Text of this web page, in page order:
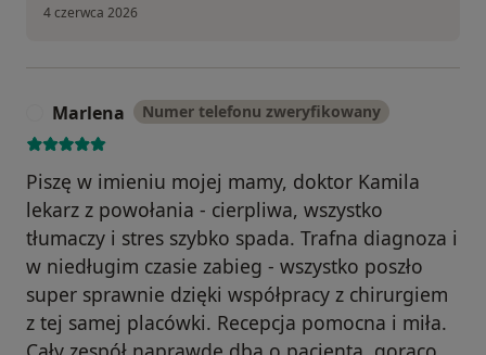
4 czerwca 2026
Marlena Numer telefonu zweryfikowany
Piszę w imieniu mojej mamy, doktor Kamila
lekarz z powołania - cierpliwa, wszystko
tłumaczy i stres szybko spada. Trafna diagnoza i
w niedługim czasie zabieg - wszystko poszło
super sprawnie dzięki współpracy z chirurgiem
z tej samej placówki. Recepcja pomocna i miła.